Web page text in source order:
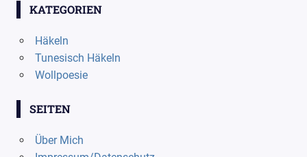
KATEGORIEN
Häkeln
Tunesisch Häkeln
Wollpoesie
SEITEN
Über Mich